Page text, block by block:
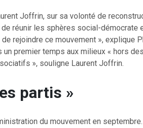
Joffrin, sur sa volonté de
de réunir les sphères social-démocrate
rejoindre ce mouvement », explique
un premier temps aux milieux « hors
», souligne Laurent Joffrin.
partis »
du mouvement en